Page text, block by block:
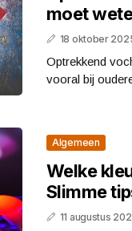
moet
18 oktober
Optrekkend
vooral bij
Algemeen
Welke
Slimme
11 augustus